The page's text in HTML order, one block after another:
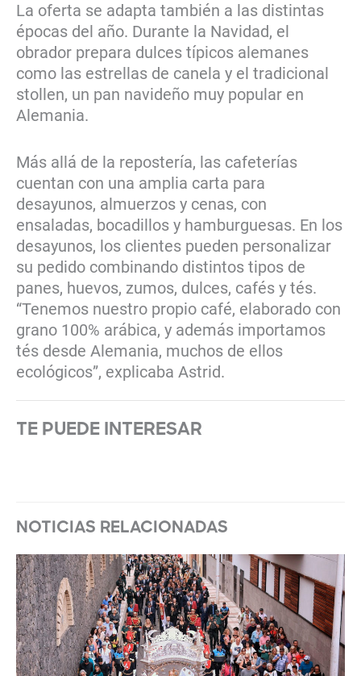
La oferta se adapta también a las distintas
épocas del año. Durante la Navidad, el
obrador prepara dulces típicos alemanes
como las estrellas de canela y el tradicional
stollen, un pan navideño muy popular en
Alemania.
Más allá de la repostería, las cafeterías
cuentan con una amplia carta para
desayunos, almuerzos y cenas, con
ensaladas, bocadillos y hamburguesas. En los
desayunos, los clientes pueden personalizar
su pedido combinando distintos tipos de
panes, huevos, zumos, dulces, cafés y tés.
“Tenemos nuestro propio café, elaborado con
grano 100% arábica, y además importamos
tés desde Alemania, muchos de ellos
ecológicos”, explicaba Astrid.
TE PUEDE INTERESAR
NOTICIAS RELACIONADAS